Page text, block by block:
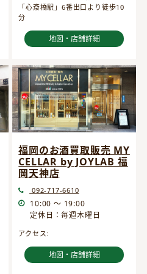
「心斎橋駅」6番出口より徒歩10
分
地図・店舗詳細
福岡のお酒買取販売 MY
CELLAR by JOYLAB 福
岡天神店
092-717-6610
10:00 ～ 19:00
定休日：毎週木曜日
アクセス:
地図・店舗詳細